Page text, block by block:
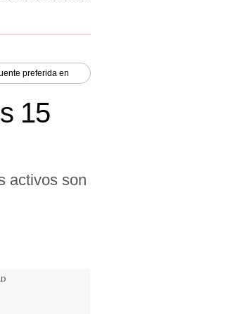
preferida en
15
activos son